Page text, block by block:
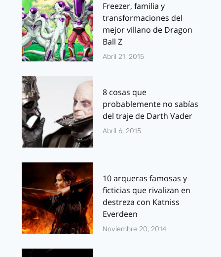
Freezer, familia y
transformaciones del
mejor villano de Dragon
Ball Z
Abril 21, 2015
8 cosas que
probablemente no sabías
del traje de Darth Vader
Abril 6, 2015
10 arqueras famosas y
ficticias que rivalizan en
destreza con Katniss
Everdeen
Noviembre 20, 2014